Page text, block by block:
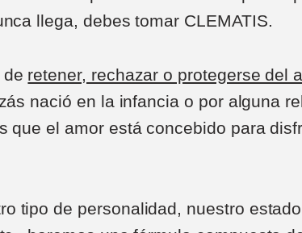
llega, debes tomar CLEMATIS.
de retener, rechazar o protegerse del
nació en la infancia o por alguna
que el amor está concebido para
tipo de personalidad, nuestro estado